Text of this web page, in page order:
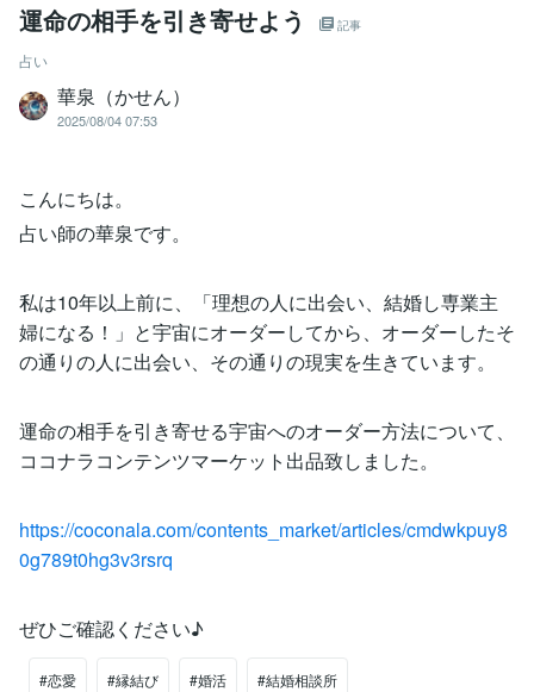
運命の相手を引き寄せよう 記事
占い
華泉（かせん）
2025/08/04 07:53
こんにちは。
占い師の華泉です。
私は10年以上前に、「理想の人に出会い、結婚し専業主
婦になる！」と宇宙にオーダーしてから、オーダーしたそ
の通りの人に出会い、その通りの現実を生きています。
運命の相手を引き寄せる宇宙へのオーダー方法について、
ココナラコンテンツマーケット出品致しました。
https://coconala.com/contents_market/articles/cmdwkpuy8
0g789t0hg3v3rsrq
ぜひご確認ください♪
#恋愛 #縁結び #婚活 #結婚相談所